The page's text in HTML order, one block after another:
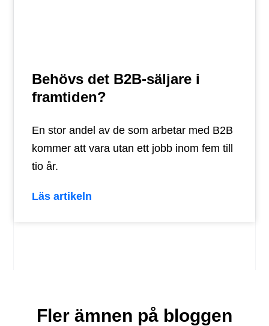
Behövs det B2B-säljare i
framtiden?
En stor andel av de som arbetar med B2B
kommer att vara utan ett jobb inom fem till
tio år.
Läs artikeln
Fler ämnen på bloggen